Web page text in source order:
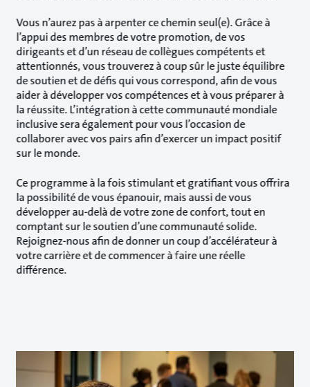
Vous n’aurez pas à arpenter ce chemin seul(e). Grâce à
l’appui des membres de votre promotion, de vos
dirigeants et d’un réseau de collègues compétents et
attentionnés, vous trouverez à coup sûr le juste équilibre
de soutien et de défis qui vous correspond, afin de vous
aider à développer vos compétences et à vous préparer à
la réussite. L’intégration à cette communauté mondiale
inclusive sera également pour vous l’occasion de
collaborer avec vos pairs afin d’exercer un impact positif
sur le monde.
Ce programme à la fois stimulant et gratifiant vous offrira
la possibilité de vous épanouir, mais aussi de vous
développer au-delà de votre zone de confort, tout en
comptant sur le soutien d’une communauté solide.
Rejoignez-nous afin de donner un coup d’accélérateur à
votre carrière et de commencer à faire une réelle
différence.